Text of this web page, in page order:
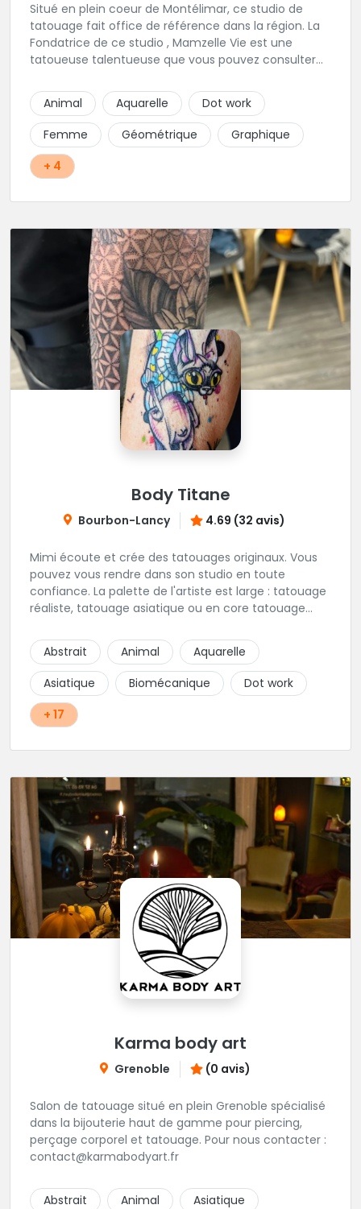
Situé en plein coeur de Montélimar, ce studio de
tatouage fait office de référence dans la région. La
Fondatrice de ce studio , Mamzelle Vie est une
tatoueuse talentueuse que vous pouvez consulter
Animal
Aquarelle
Dot work
Femme
Géométrique
Graphique
+ 4
Body Titane
Bourbon-Lancy 4.69 (32 avis)
Mimi écoute et crée des tatouages originaux. Vous
pouvez vous rendre dans son studio en toute
confiance. La palette de l'artiste est large : tatouage
réaliste, tatouage asiatique ou en core tatouage
construire un projet qui vous ressemble.
Abstrait Animal
Aquarelle
Asiatique
Biomécanique
Dot work
+ 17
Karma body art
Grenoble (0 avis)
Salon de tatouage situé en plein Grenoble spécialisé
dans la bijouterie haut de gamme pour piercing,
perçage corporel et tatouage. Pour nous contacter :
contact@karmabodyart.fr
Abstrait Animal
Asiatique